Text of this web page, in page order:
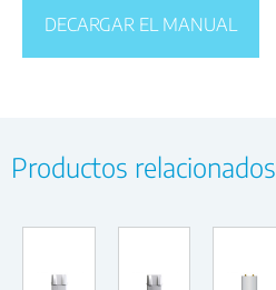
DECARGAR EL MANUAL
Productos relacionados